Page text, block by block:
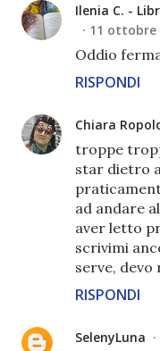
Ilenia C. -
11 ottobre
Oddio
RISPONDI
Chiara
troppe
star dietro
ad andare
aver letto
scrivimi
serve,
RISPONDI
SelenyLuna